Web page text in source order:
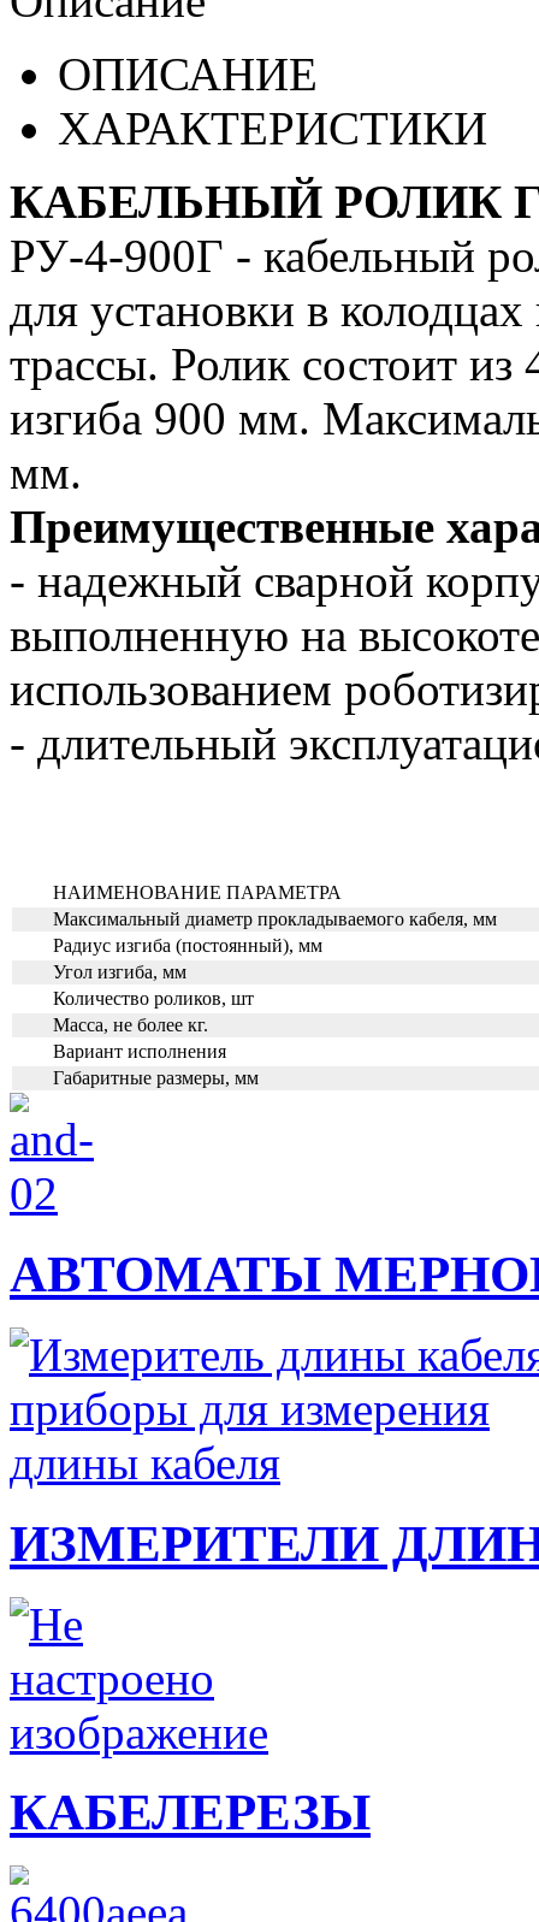
ОПИСАНИЕ
ХАРАКТЕРИСТИКИ
КАБЕЛЬНЫЙ РОЛИК
РУ-4-900Г - кабельный
для установки в
трассы. Ролик состоит
изгиба 900 мм.
мм.
Преимущественные
- надежный сварной
выполненную на
использованием
- длительный
НАИМЕНОВАНИЕ ПАРАМЕТРА
Максимальный диаметр прокладываемого кабеля, мм
Радиус изгиба (постоянный), мм
Угол изгиба, мм
Количество роликов, шт
Масса, не более кг.
Вариант исполнения
Габаритные размеры, мм
АВТОМАТЫ
ИЗМЕРИТЕЛИ
КАБЕЛЕРЕЗЫ